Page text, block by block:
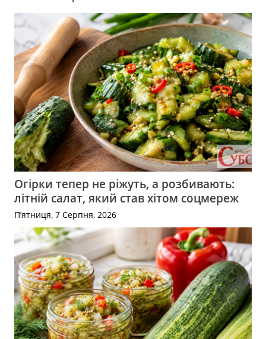
Огірки тепер не ріжуть, а розбивають:
літній салат, який став хітом соцмереж
П’ятниця, 7 Серпня, 2026